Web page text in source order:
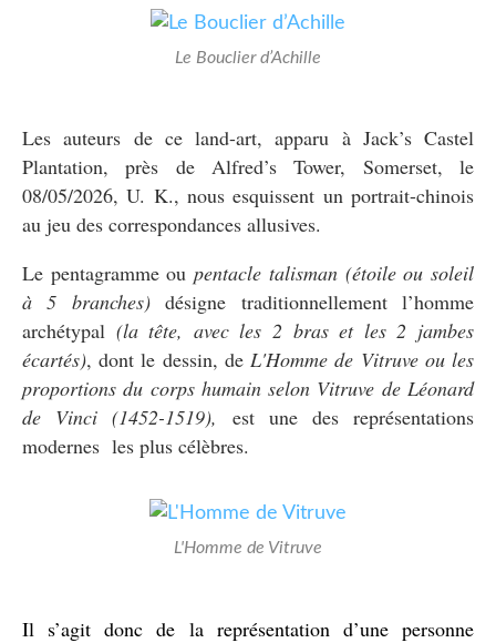
Le Bouclier d’Achille
Les auteurs de ce land-art, apparu à Jack’s Castel
Plantation, près de Alfred’s Tower, Somerset, le
08/05/2026, U. K., nous esquissent un portrait-chinois
au jeu des correspondances allusives.
Le pentagramme oupentacle talisman (étoile ou soleil
à 5 branches)désigne traditionnellement l’homme
archétypal (la tête, avec les 2 bras et les 2 jambes
écartés), dont le dessin, de L'Homme de Vitruve ou les
proportions du corps humain selon Vitruve de Léonard
de Vinci (1452-1519), est une des représentations
modernes les plus célèbres.
L'Homme de Vitruve
Il s’agit donc de la représentation d’une personne